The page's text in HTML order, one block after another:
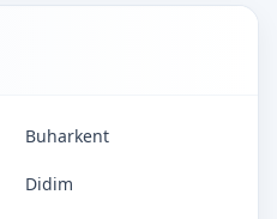
Buharkent
Didim